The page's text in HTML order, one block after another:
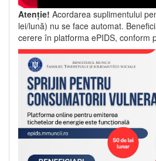
Atenție! Acordarea suplimentului
lei/lună) nu se face automat.
cerere în platforma ePIDS, conform